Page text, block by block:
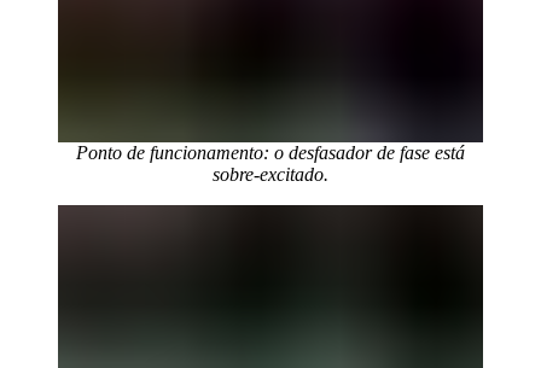
Ponto de funcionamento: o desfasador de fase está
sobre-excitado.